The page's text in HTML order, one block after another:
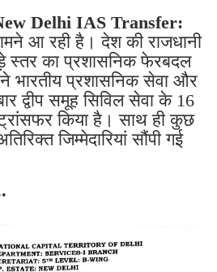
Delhi IAS Transfer:
आ रही है। देश की राजधानी
स्तर का प्रशासनिक फेरबदल
भारतीय प्रशासनिक सेवा और
द्वीप समूह सिविल सेवा के 16
किया है। साथ ही कुछ
जिम्मेदारियां सौंपी गई